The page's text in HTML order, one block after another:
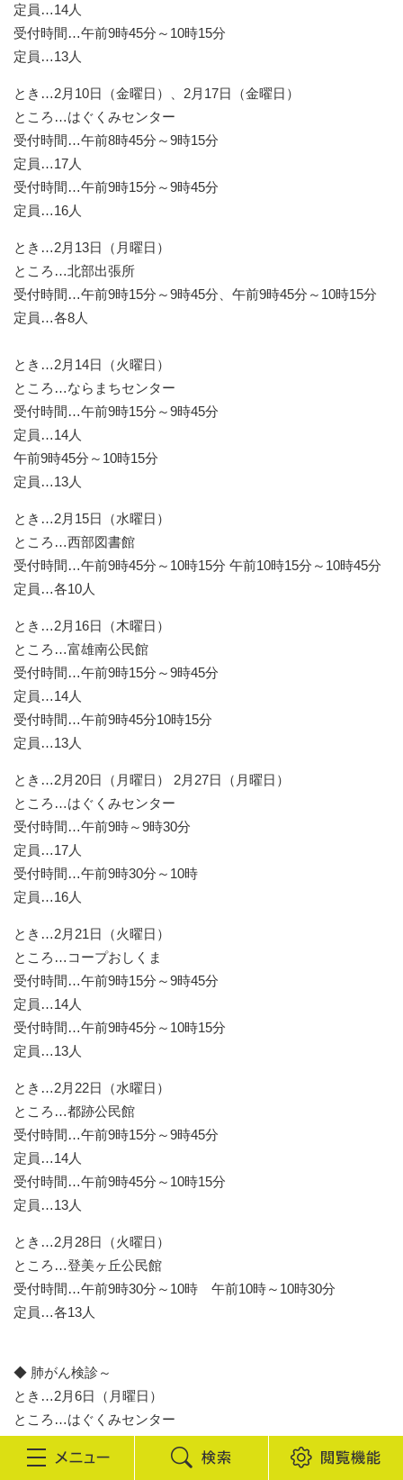
定員…14人
受付時間…午前9時45分～10時15分
定員…13人
とき…2月10日（金曜日）、2月17日（金曜日）
ところ…はぐくみセンター
受付時間…午前8時45分～9時15分
定員…17人
受付時間…午前9時15分～9時45分
定員…16人
とき…2月13日（月曜日）
ところ…北部出張所
受付時間…午前9時15分～9時45分、午前9時45分～10時15分
定員…各8人
とき…2月14日（火曜日）
ところ…ならまちセンター
受付時間…午前9時15分～9時45分
定員…14人
午前9時45分～10時15分
定員…13人
とき…2月15日（水曜日）
ところ…西部図書館
受付時間…午前9時45分～10時15分 午前10時15分～10時45分
定員…各10人
とき…2月16日（木曜日）
ところ…富雄南公民館
受付時間…午前9時15分～9時45分
定員…14人
受付時間…午前9時45分10時15分
定員…13人
とき…2月20日（月曜日） 2月27日（月曜日）
ところ…はぐくみセンター
受付時間…午前9時～9時30分
定員…17人
受付時間…午前9時30分～10時
定員…16人
とき…2月21日（火曜日）
ところ…コープおしくま
受付時間…午前9時15分～9時45分
定員…14人
受付時間…午前9時45分～10時15分
定員…13人
とき…2月22日（水曜日）
ところ…都跡公民館
受付時間…午前9時15分～9時45分
定員…14人
受付時間…午前9時45分～10時15分
定員…13人
とき…2月28日（火曜日）
ところ…登美ヶ丘公民館
受付時間…午前9時30分～10時 午前10時～10時30分
定員…各13人
◆ 肺がん検診～
とき…2月6日（月曜日）
ところ…はぐくみセンター
定員…各30人